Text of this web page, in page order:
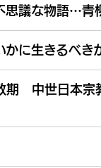
議な物語…青
かに生きるべき
期 中世日本宗